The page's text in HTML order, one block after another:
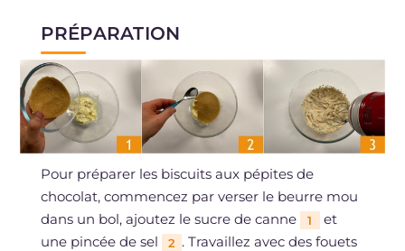
PRÉPARATION
Pour préparer les biscuits aux pépites de
chocolat, commencez par verser le beurre mou
dans un bol, ajoutez le sucre de canne
1
et
une pincée de sel
2 . Travaillez avec des fouets